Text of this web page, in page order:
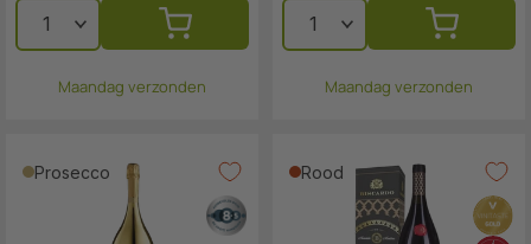
Maandag verzonden Maandag verzonden
Prosecco Rood